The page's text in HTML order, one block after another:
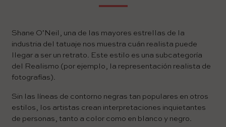
Shane O’Neil, una de las mayores estrellas de la
industria del tatuaje nos muestra cuán realista puede
llegar a ser un retrato. Este estilo es una subcategoría
del Realismo (por ejemplo, la representación realista de
fotografías).
Sin las líneas de contorno negras tan populares en otros
estilos, los artistas crean interpretaciones inquietantes
de personas, tanto a color como en blanco y negro.